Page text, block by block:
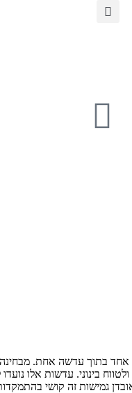
בתוך עדשה אחת. מבחינה
רחוק, לטווח ראיה קצר ולטווח
גמישות זה קושי